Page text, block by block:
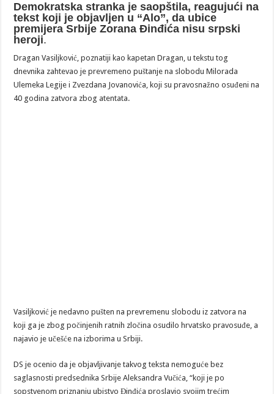
Demokratska stranka je saopštila, reagujući na
tekst koji je objavljen u “Alo”, da ubice
premijera Srbije Zorana Đinđića nisu srpski
heroji.
Dragan Vasiljković, poznatiji kao kapetan Dragan, u tekstu tog
dnevnika zahtevao je prevremeno puštanje na slobodu Milorada
Ulemeka Legije i Zvezdana Jovanovića, koji su pravosnažno osuđeni na
40 godina zatvora zbog atentata.
Vasiljković je nedavno pušten na prevremenu slobodu iz zatvora na
koji ga je zbog počinjenih ratnih zločina osudilo hrvatsko pravosuđe, a
najavio je učešće na izborima u Srbiji.
DS je ocenio da je objavljivanje takvog teksta nemoguće bez
saglasnosti predsednika Srbije Aleksandra Vučića, “koji je po
sopstvenom priznanju ubistvo Đinđića proslavio svojim trećim